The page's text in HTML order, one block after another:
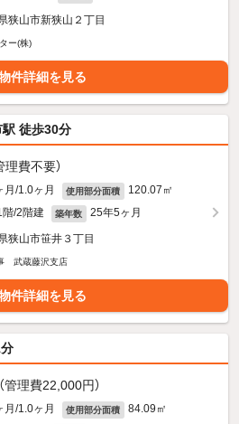
狭山市新狭山２丁目
ー(株)
件詳細を見る
徒歩30分
理費不要）
月/1.0ヶ月 使用部分面積 120.07㎡
階/2階建 築年数 25年5ヶ月
狭山市笹井３丁目
武蔵藤沢支店
件詳細を見る
（管理費22,000円）
月/1.0ヶ月 使用部分面積 84.09㎡